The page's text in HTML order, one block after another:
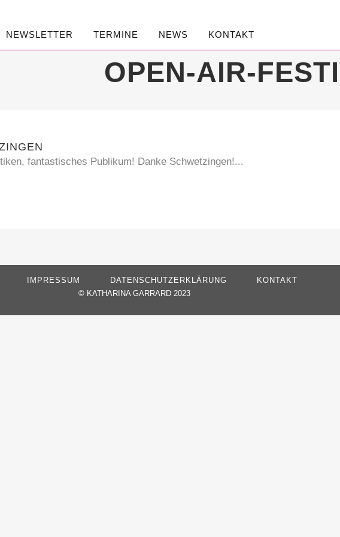
NEWSLETTER TERMINE NEWS KONTAKT
OPEN-AIR-
fantastisches Publikum! Danke Schwetzingen!...
IMPRESSUM DATENSCHUTZERKLÄRUNG
KONTAKT
© KATHARINA GARRARD 2023